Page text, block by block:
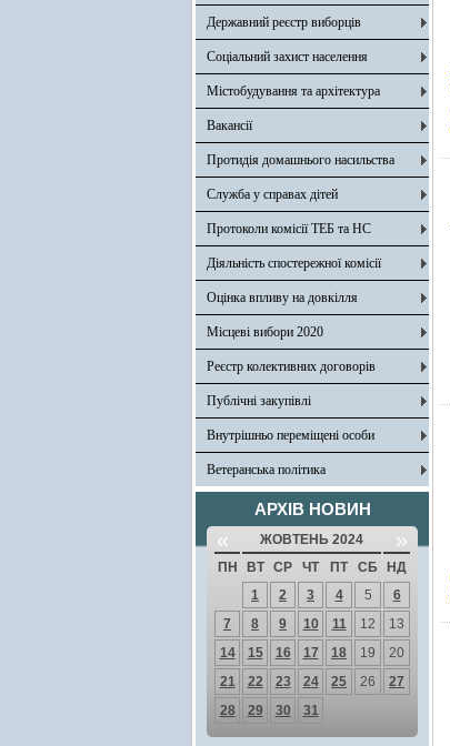
Державний реєстр виборців
Соціальний захист населення
Містобудування та архітектура
Вакансії
Протидія домашнього насильства
Служба у справах дітей
Протоколи комісії ТЕБ та НС
Діяльність спостережної комісії
Оцінка впливу на довкілля
Місцеві вибори 2020
Реєстр колективних договорів
Публічні закупівлі
Внутрішньо переміщені особи
Ветеранська політика
АРХІВ НОВИН
« ЖОВТЕНЬ 2024 »
ПН ВТ СР ЧТ ПТ СБ
НД
1
2 3 4 5
6
7
8 9 10 11 12
13
14
15 16 17 18 19
20
21
22 23 24 25 26
27
28
29 30 31